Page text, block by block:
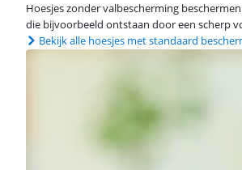
Hoesjes zonder valbescherming
die bijvoorbeeld ontstaan door een scherp
Bekijk alle hoesjes met standaard